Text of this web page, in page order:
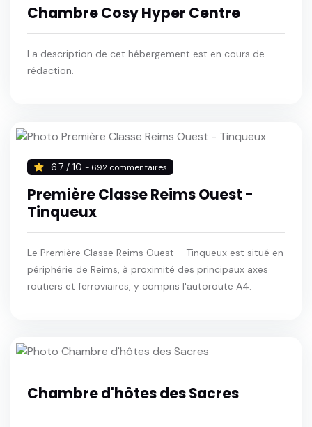
Chambre Cosy Hyper Centre
La description de cet hébergement est en cours de
rédaction.
6.7 / 10 - 692 commentaires
Première Classe Reims Ouest -
Tinqueux
Le Première Classe Reims Ouest – Tinqueux est situé en
périphérie de Reims, à proximité des principaux axes
routiers et ferroviaires, y compris l'autoroute A4.
Chambre d'hôtes des Sacres